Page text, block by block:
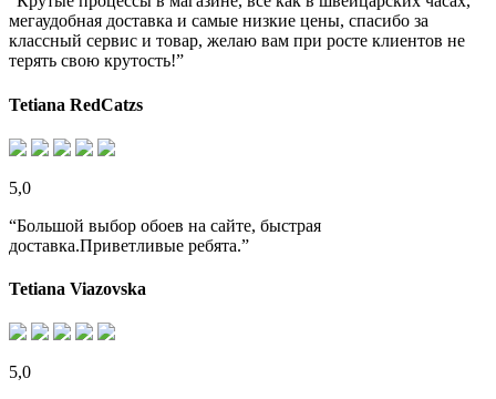
мегаудобная доставка и самые низкие цены, спасибо за
классный сервис и товар, желаю вам при росте клиентов не
терять свою крутость!”
Tetiana RedCatzs
5,0
“Большой выбор обоев на сайте, быстрая
доставка.Приветливые ребята.”
Tetiana Viazovska
5,0